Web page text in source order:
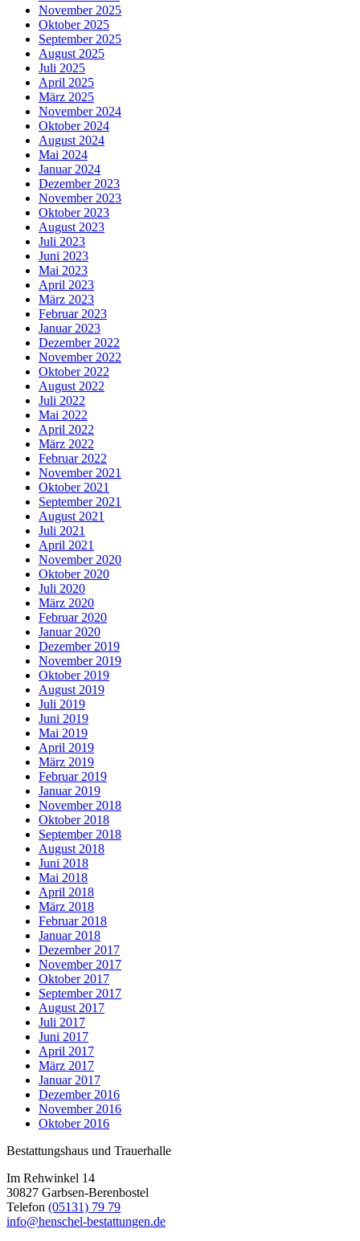
November 2025
Oktober 2025
September 2025
August 2025
Juli 2025
April 2025
März 2025
November 2024
Oktober 2024
August 2024
Mai 2024
Januar 2024
Dezember 2023
November 2023
Oktober 2023
August 2023
Juli 2023
Juni 2023
Mai 2023
April 2023
März 2023
Februar 2023
Januar 2023
Dezember 2022
November 2022
Oktober 2022
August 2022
Juli 2022
Mai 2022
April 2022
März 2022
Februar 2022
November 2021
Oktober 2021
September 2021
August 2021
Juli 2021
April 2021
November 2020
Oktober 2020
Juli 2020
März 2020
Februar 2020
Januar 2020
Dezember 2019
November 2019
Oktober 2019
August 2019
Juli 2019
Juni 2019
Mai 2019
April 2019
März 2019
Februar 2019
Januar 2019
November 2018
Oktober 2018
September 2018
August 2018
Juni 2018
Mai 2018
April 2018
März 2018
Februar 2018
Januar 2018
Dezember 2017
November 2017
Oktober 2017
September 2017
August 2017
Juli 2017
Juni 2017
April 2017
März 2017
Januar 2017
Dezember 2016
November 2016
Oktober 2016
Bestattungshaus und Trauerhalle
Im Rehwinkel 14
30827 Garbsen-Berenbostel
Telefon (05131) 79 79
info@henschel-bestattungen.de